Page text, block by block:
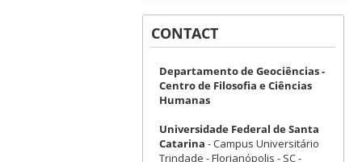
CONTACT
Departamento de Geociências -
Centro de Filosofia e Ciências
Humanas
Universidade Federal de Santa
Catarina - Campus Universitário
Trindade - Florianópolis - SC -